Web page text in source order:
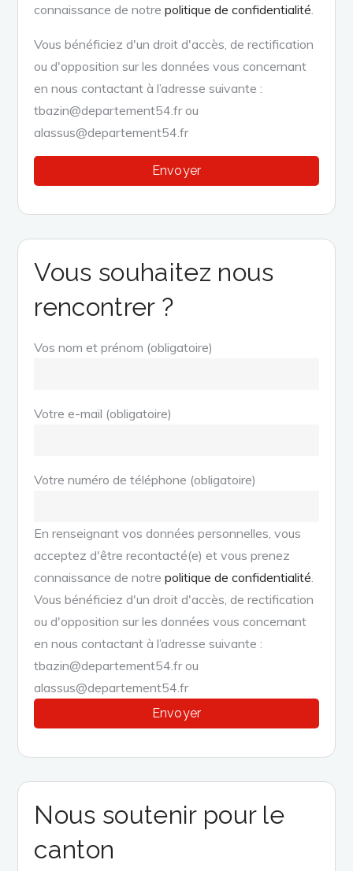
connaissance de notrepolitique de confidentialité
Vous bénéficiez d'un droit d'accès, de rectification
ou d'opposition sur les données vous concernant
en nous contactant à l’adresse suivante :
tbazin@departement54.fr ou
alassus@departement54.fr
Vous souhaitez nous
rencontrer ?
Vos nom et prénom (obligatoire)
Votre e-mail (obligatoire)
Votre numéro de téléphone (obligatoire)
En renseignant vos données personnelles, vous
acceptez d'être recontacté(e) et vous prenez
connaissance de notrepolitique de confidentialité
Vous bénéficiez d'un droit d'accès, de rectification
ou d'opposition sur les données vous concernant
en nous contactant à l’adresse suivante :
tbazin@departement54.fr ou
alassus@departement54.fr
Nous soutenir pour le
canton